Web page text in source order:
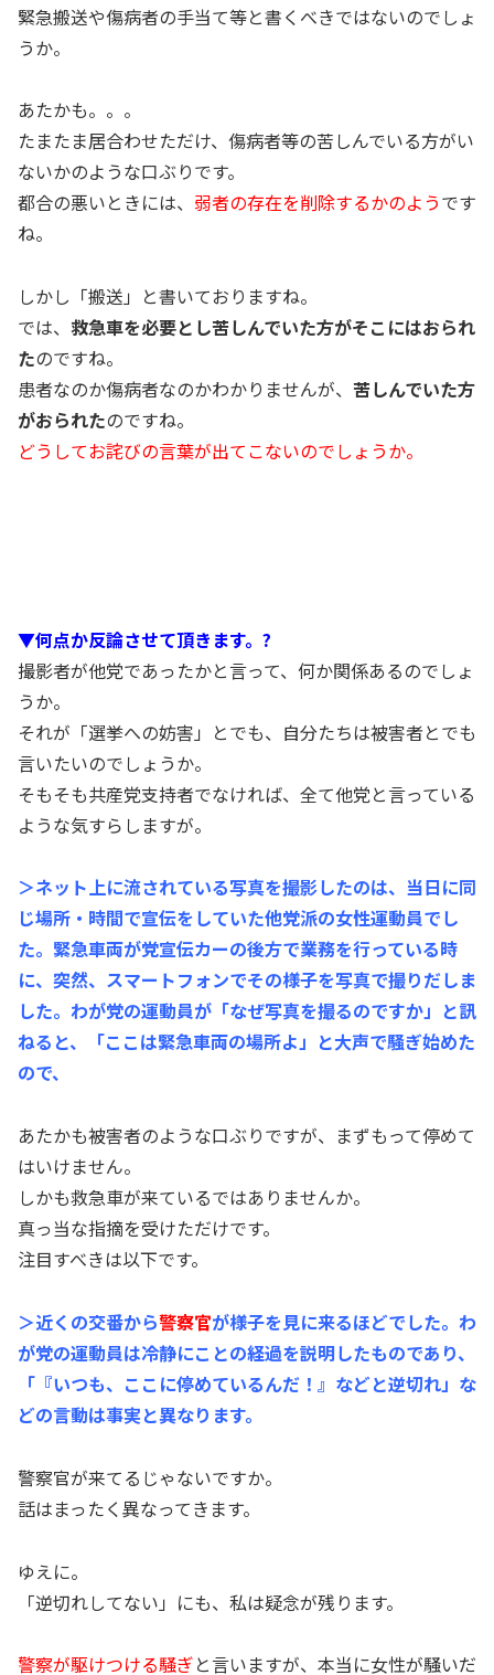
緊急搬送や傷病者の手当て等と書くべきではないのでしょ
うか。
あたかも。。。
たまたま居合わせただけ、傷病者等の苦しんでいる方がい
ないかのような口ぶりです。
都合の悪いときには、 弱者の存在を削除するかのようです
ね。
しかし「搬送」と書いておりますね。
では、 救急車を必要とし苦しんでいた方がそこにはおられ
たのですね。
患者なのか傷病者なのかわかりませんが、 苦しんでいた方
がおられたのですね。
どうしてお詫びの言葉が出てこないのでしょうか。
▼何点か反論させて頂きます。?
撮影者が他党であったかと言って、何か関係あるのでしょ
うか。
それが「選挙への妨害」とでも、自分たちは被害者とでも
言いたいのでしょうか。
そもそも共産党支持者でなければ、全て他党と言っている
ような気すらしますが。
＞ネット上に流されている写真を撮影したのは、当日に同
じ場所・時間で宣伝をしていた他党派の女性運動員でし
た。緊急車両が党宣伝カーの後方で業務を行っている時
に、突然、スマートフォンでその様子を写真で撮りだしま
した。わが党の運動員が「なぜ写真を撮るのですか」と訊
ねると、「ここは緊急車両の場所よ」と大声で騒ぎ始めた
ので、
あたかも被害者のような口ぶりですが、まずもって停めて
はいけません。
しかも救急車が来ているではありませんか。
真っ当な指摘を受けただけです。
注目すべきは以下です。
＞近くの交番から警察官が様子を見に来るほどでした。わ
が党の運動員は冷静にことの経過を説明したものであり、
「『いつも、ここに停めているんだ！』などと逆切れ」な
どの言動は事実と異なります。
警察官が来てるじゃないですか。
話はまったく異なってきます。
ゆえに。
「逆切れしてない」にも、私は疑念が残ります。
警察が駆けつける騒ぎと言いますが、本当に女性が騒いだ